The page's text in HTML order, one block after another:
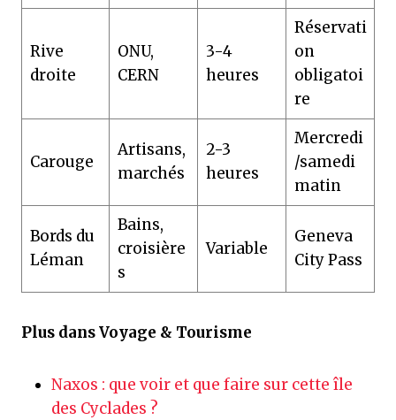
Rive
droite
ONU,
CERN
3-4
heures
Réservati
on
obligatoi
re
Carouge
Artisans,
marchés
2-3
heures
Mercredi
/samedi
matin
Bords du
Léman
Bains,
croisière
s
Variable
Geneva
City Pass
Plus dans Voyage & Tourisme
Naxos : que voir et que faire sur cette île
des Cyclades ?